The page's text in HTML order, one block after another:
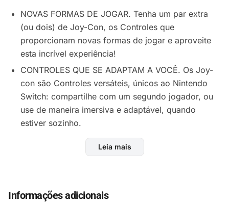
NOVAS FORMAS DE JOGAR. Tenha um par extra
(ou dois) de Joy-Con, os Controles que
proporcionam novas formas de jogar e aproveite
esta incrível experiência!
CONTROLES QUE SE ADAPTAM A VOCÊ. Os Joy-
con são Controles versáteis, únicos ao Nintendo
Switch: compartilhe com um segundo jogador, ou
use de maneira imersiva e adaptável, quando
estiver sozinho.
PARA DIFERENTES ESTILOS DE JOGO. Use os dois
Controles de forma independente, com um em
NOVAS CORES EM TONS PASTÉIS. Oferecendo um
Leia mais
Informações adicionais